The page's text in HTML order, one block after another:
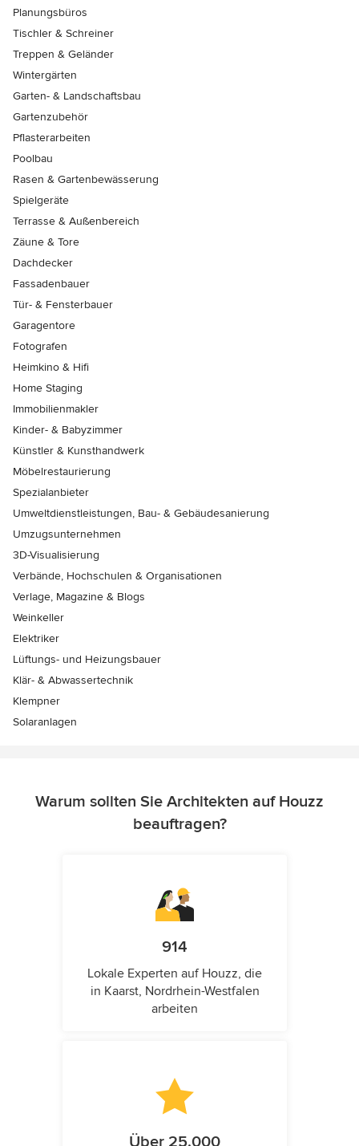
Planungsbüros
Tischler & Schreiner
Treppen & Geländer
Wintergärten
Garten- & Landschaftsbau
Gartenzubehör
Pflasterarbeiten
Poolbau
Rasen & Gartenbewässerung
Spielgeräte
Terrasse & Außenbereich
Zäune & Tore
Dachdecker
Fassadenbauer
Tür- & Fensterbauer
Garagentore
Fotografen
Heimkino & Hifi
Home Staging
Immobilienmakler
Kinder- & Babyzimmer
Künstler & Kunsthandwerk
Möbelrestaurierung
Spezialanbieter
Umweltdienstleistungen, Bau- & Gebäudesanierung
Umzugsunternehmen
3D-Visualisierung
Verbände, Hochschulen & Organisationen
Verlage, Magazine & Blogs
Weinkeller
Elektriker
Lüftungs- und Heizungsbauer
Klär- & Abwassertechnik
Klempner
Solaranlagen
Warum sollten Sie Architekten auf Houzz
beauftragen?
914
Lokale Experten auf Houzz, die
in Kaarst, Nordrhein-Westfalen
arbeiten